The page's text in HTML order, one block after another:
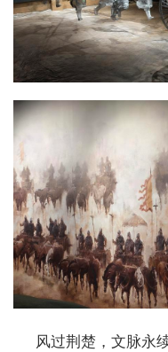
风过荆楚，文脉永